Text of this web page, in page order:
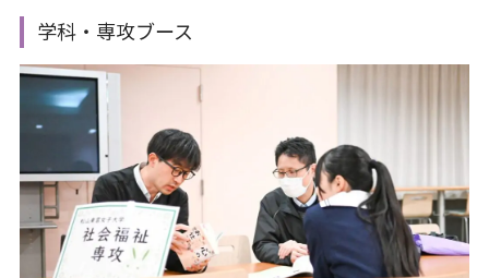
学科・専攻ブース